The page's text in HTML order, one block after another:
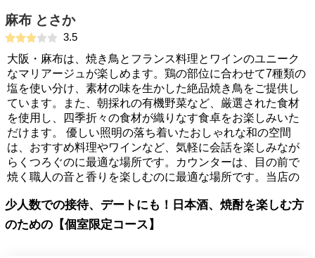
麻布 とさか
3.5
大阪・麻布は、焼き鳥とフランス料理とワインのユニーク
なマリアージュが楽しめます。鶏の部位に合わせて7種類の
塩を使い分け、素材の味を生かした絶品焼き鳥をご提供し
ています。また、朝採れの有機野菜など、厳選された食材
を使用し、四季折々の食材が織りなす食卓をお楽しみいた
だけます。 優しい照明の落ち着いたおしゃれな和の空間
は、おすすめ料理やワインなど、気軽に会話を楽しみなが
らくつろぐのに最適な場所です。カウンターは、目の前で
焼く職人の音と香りを楽しむのに最適な場所です。当店の
少人数での接待、デートにも！日本酒、焼酎を楽しむ方
のための【個室限定コース】